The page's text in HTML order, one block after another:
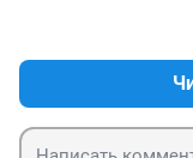
убивать и сколы